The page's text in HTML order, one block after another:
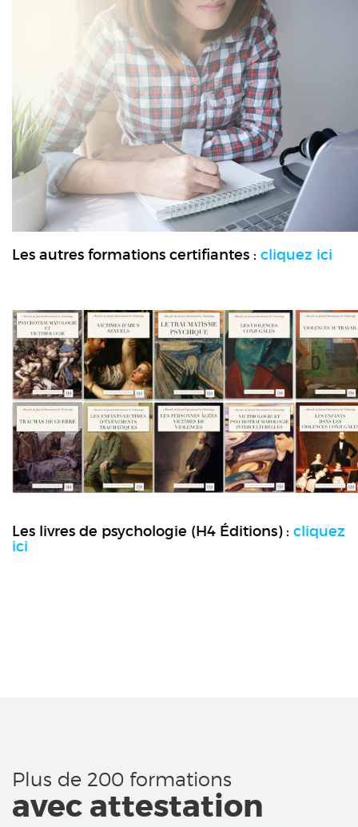
Les autres formations certifiantes : cliquez ici
Les livres de psychologie (H4 Éditions) : cliquez
ici
Plus de 200 formations
avec attestation